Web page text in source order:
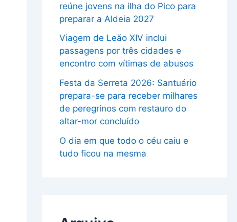
reúne jovens na ilha do Pico para
preparar a Aldeia 2027
Viagem de Leão XIV inclui
passagens por três cidades e
encontro com vítimas de abusos
Festa da Serreta 2026: Santuário
prepara-se para receber milhares
de peregrinos com restauro do
altar-mor concluído
O dia em que todo o céu caiu e
tudo ficou na mesma